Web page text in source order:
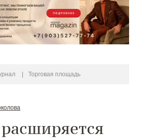
Торговая площадь
расширяется